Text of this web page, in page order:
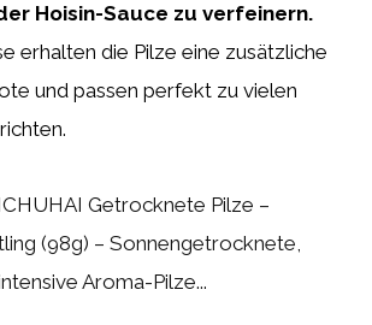
Hoisin-Sauce zu verfeinern.
erhalten die Pilze eine zusätzliche
und passen perfekt zu vielen
Getrocknete Pilze –
(98g) – Sonnengetrocknete,
Aroma-Pilze...